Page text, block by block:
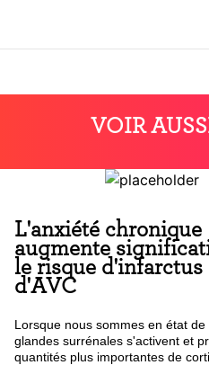
VOIR
L'anxiété chronique
augmente
le risque d'infarctus
d'AVC
Lorsque nous sommes en état de
glandes surrénales s'activent et
quantités plus importantes de